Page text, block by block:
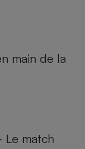
main de la
Le match